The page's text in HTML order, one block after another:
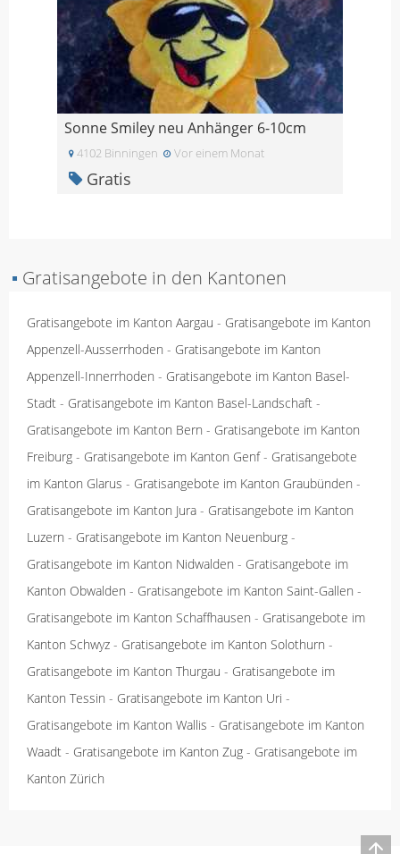
Sonne Smiley neu Anhänger 6-10cm
4102 Binningen Vor einem Monat
Gratis
▪ Gratisangebote in den Kantonen
Gratisangebote im Kanton Aargau - Gratisangebote im Kanton
Appenzell-Ausserrhoden - Gratisangebote im Kanton
Appenzell-Innerrhoden - Gratisangebote im Kanton Basel-
Stadt - Gratisangebote im Kanton Basel-Landschaft -
Gratisangebote im Kanton Bern - Gratisangebote im Kanton
Freiburg - Gratisangebote im Kanton Genf- Gratisangebote
im Kanton Glarus - Gratisangebote im Kanton Graubünden -
Gratisangebote im Kanton Jura - Gratisangebote im Kanton
Luzern - Gratisangebote im Kanton Neuenburg -
Gratisangebote im Kanton Nidwalden - Gratisangebote im
Kanton Obwalden - Gratisangebote im Kanton Saint-Gallen -
Gratisangebote im Kanton Schaffhausen - Gratisangebote im
Kanton Schwyz - Gratisangebote im Kanton Solothurn -
Gratisangebote im Kanton Thurgau - Gratisangebote im
Kanton Tessin - Gratisangebote im Kanton Uri -
Gratisangebote im Kanton Wallis - Gratisangebote im Kanton
Waadt - Gratisangebote im Kanton Zug - Gratisangebote im
Kanton Zürich